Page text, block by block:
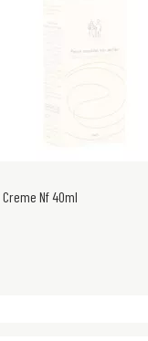
Nf 40ml